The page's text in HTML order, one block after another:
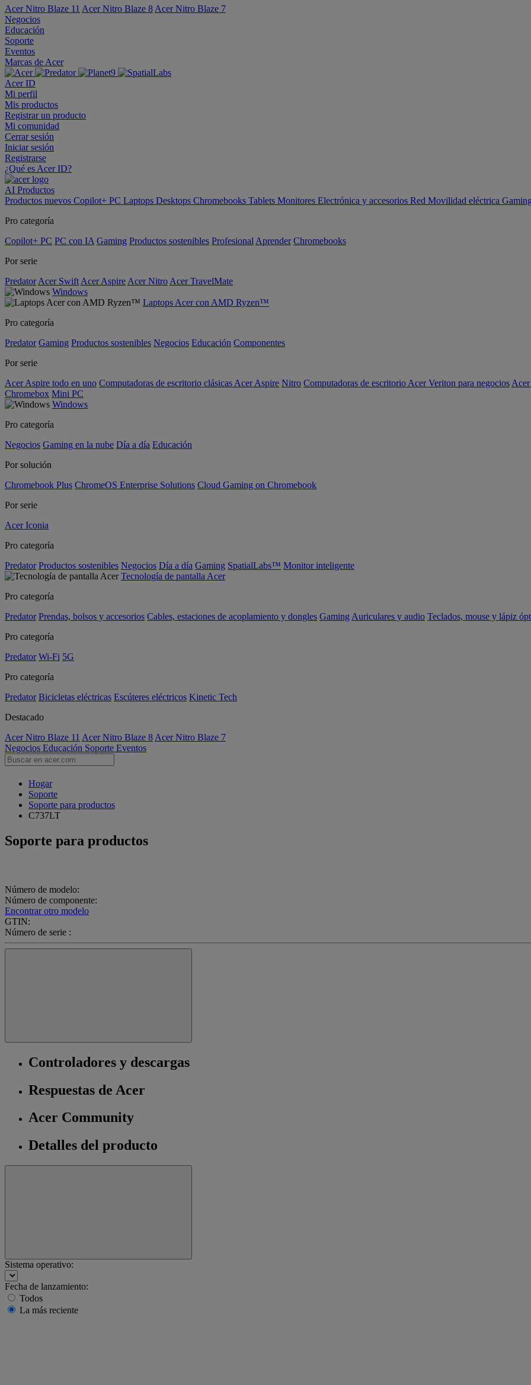
Acer Nitro Blaze 11 Acer Nitro Blaze 8 Acer Nitro Blaze 7
Negocios
Educación
Soporte
Eventos
Marcas de Acer
Acer ID
Mi perfil
Mis productos
Registrar un producto
Mi comunidad
Cerrar sesión
Iniciar sesión
Registrarse
¿Qué es Acer ID?
AI Productos
Productos nuevos Copilot+ PC Laptops Desktops Chromebooks Tablets Monitores Electrónica y accesorios Red Movilidad eléctrica
Pro categoría
Copilot+ PC PC con IA Gaming Productos sostenibles Profesional Aprender Chromebooks
Por serie
Predator Acer Swift Acer Aspire Acer Nitro Acer TravelMate
Windows
Laptops Acer con AMD Ryzen™
Pro categoría
Predator Gaming Productos sostenibles Negocios Educación Componentes
Por serie
Acer Aspire todo en uno Computadoras de escritorio clásicas Acer Aspire Nitro Computadoras de escritorio Acer Veriton para negocios
Chromebox Mini PC
Windows
Pro categoría
Negocios Gaming en la nube Día a día Educación
Por solución
Chromebook Plus ChromeOS Enterprise Solutions Cloud Gaming on Chromebook
Por serie
Acer Iconia
Pro categoría
Predator Productos sostenibles Negocios Día a día Gaming SpatialLabs™ Monitor inteligente
Tecnología de pantalla Acer
Pro categoría
Predator Prendas, bolsos y accesorios Cables, estaciones de acoplamiento y dongles Gaming Auriculares y audio Teclados, mouse y lápiz
Pro categoría
Predator Wi-Fi 5G
Pro categoría
Predator Bicicletas eléctricas Escúteres eléctricos Kinetic Tech
Destacado
Acer Nitro Blaze 11 Acer Nitro Blaze 8 Acer Nitro Blaze 7
Negocios Educación Soporte Eventos
Hogar
Soporte
Soporte para productos
C737LT
Soporte para productos
Número de modelo:
Número de componente:
Encontrar otro modelo
GTIN:
Número de serie :
Controladores y descargas
Respuestas de Acer
Acer Community
Detalles del producto
Sistema operativo:
Fecha de lanzamiento:
Todos
La más reciente